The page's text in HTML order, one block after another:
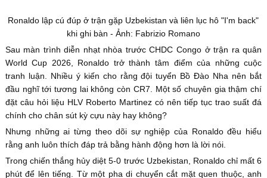
Ronaldo lập cú đúp ở trận gặp Uzbekistan và liên lục hô "I'm back"
khi ghi bàn - Ảnh: Fabrizio Romano
Sau màn trình diễn nhạt nhòa trước CHDC Congo ở trận ra quân
World Cup 2026, Ronaldo trở thành tâm điểm của những cuộc
tranh luận. Nhiều ý kiến cho rằng đội tuyển Bồ Đào Nha nên bắt
đầu nghĩ tới tương lai không còn CR7. Một số chuyên gia thậm chí
đặt câu hỏi liệu HLV Roberto Martinez có nên tiếp tục trao suất đá
chính cho chân sút kỳ cựu này hay không?
Nhưng những ai từng theo dõi sự nghiệp của Ronaldo đều hiểu
rằng anh luôn thích đáp trả bằng hành động hơn là lời nói.
Trong chiến thắng hủy diệt 5-0 trước Uzbekistan, Ronaldo chỉ mất 6
phút để lên tiếng. Từ một pha di chuyển cắt mặt quen thuộc, anh